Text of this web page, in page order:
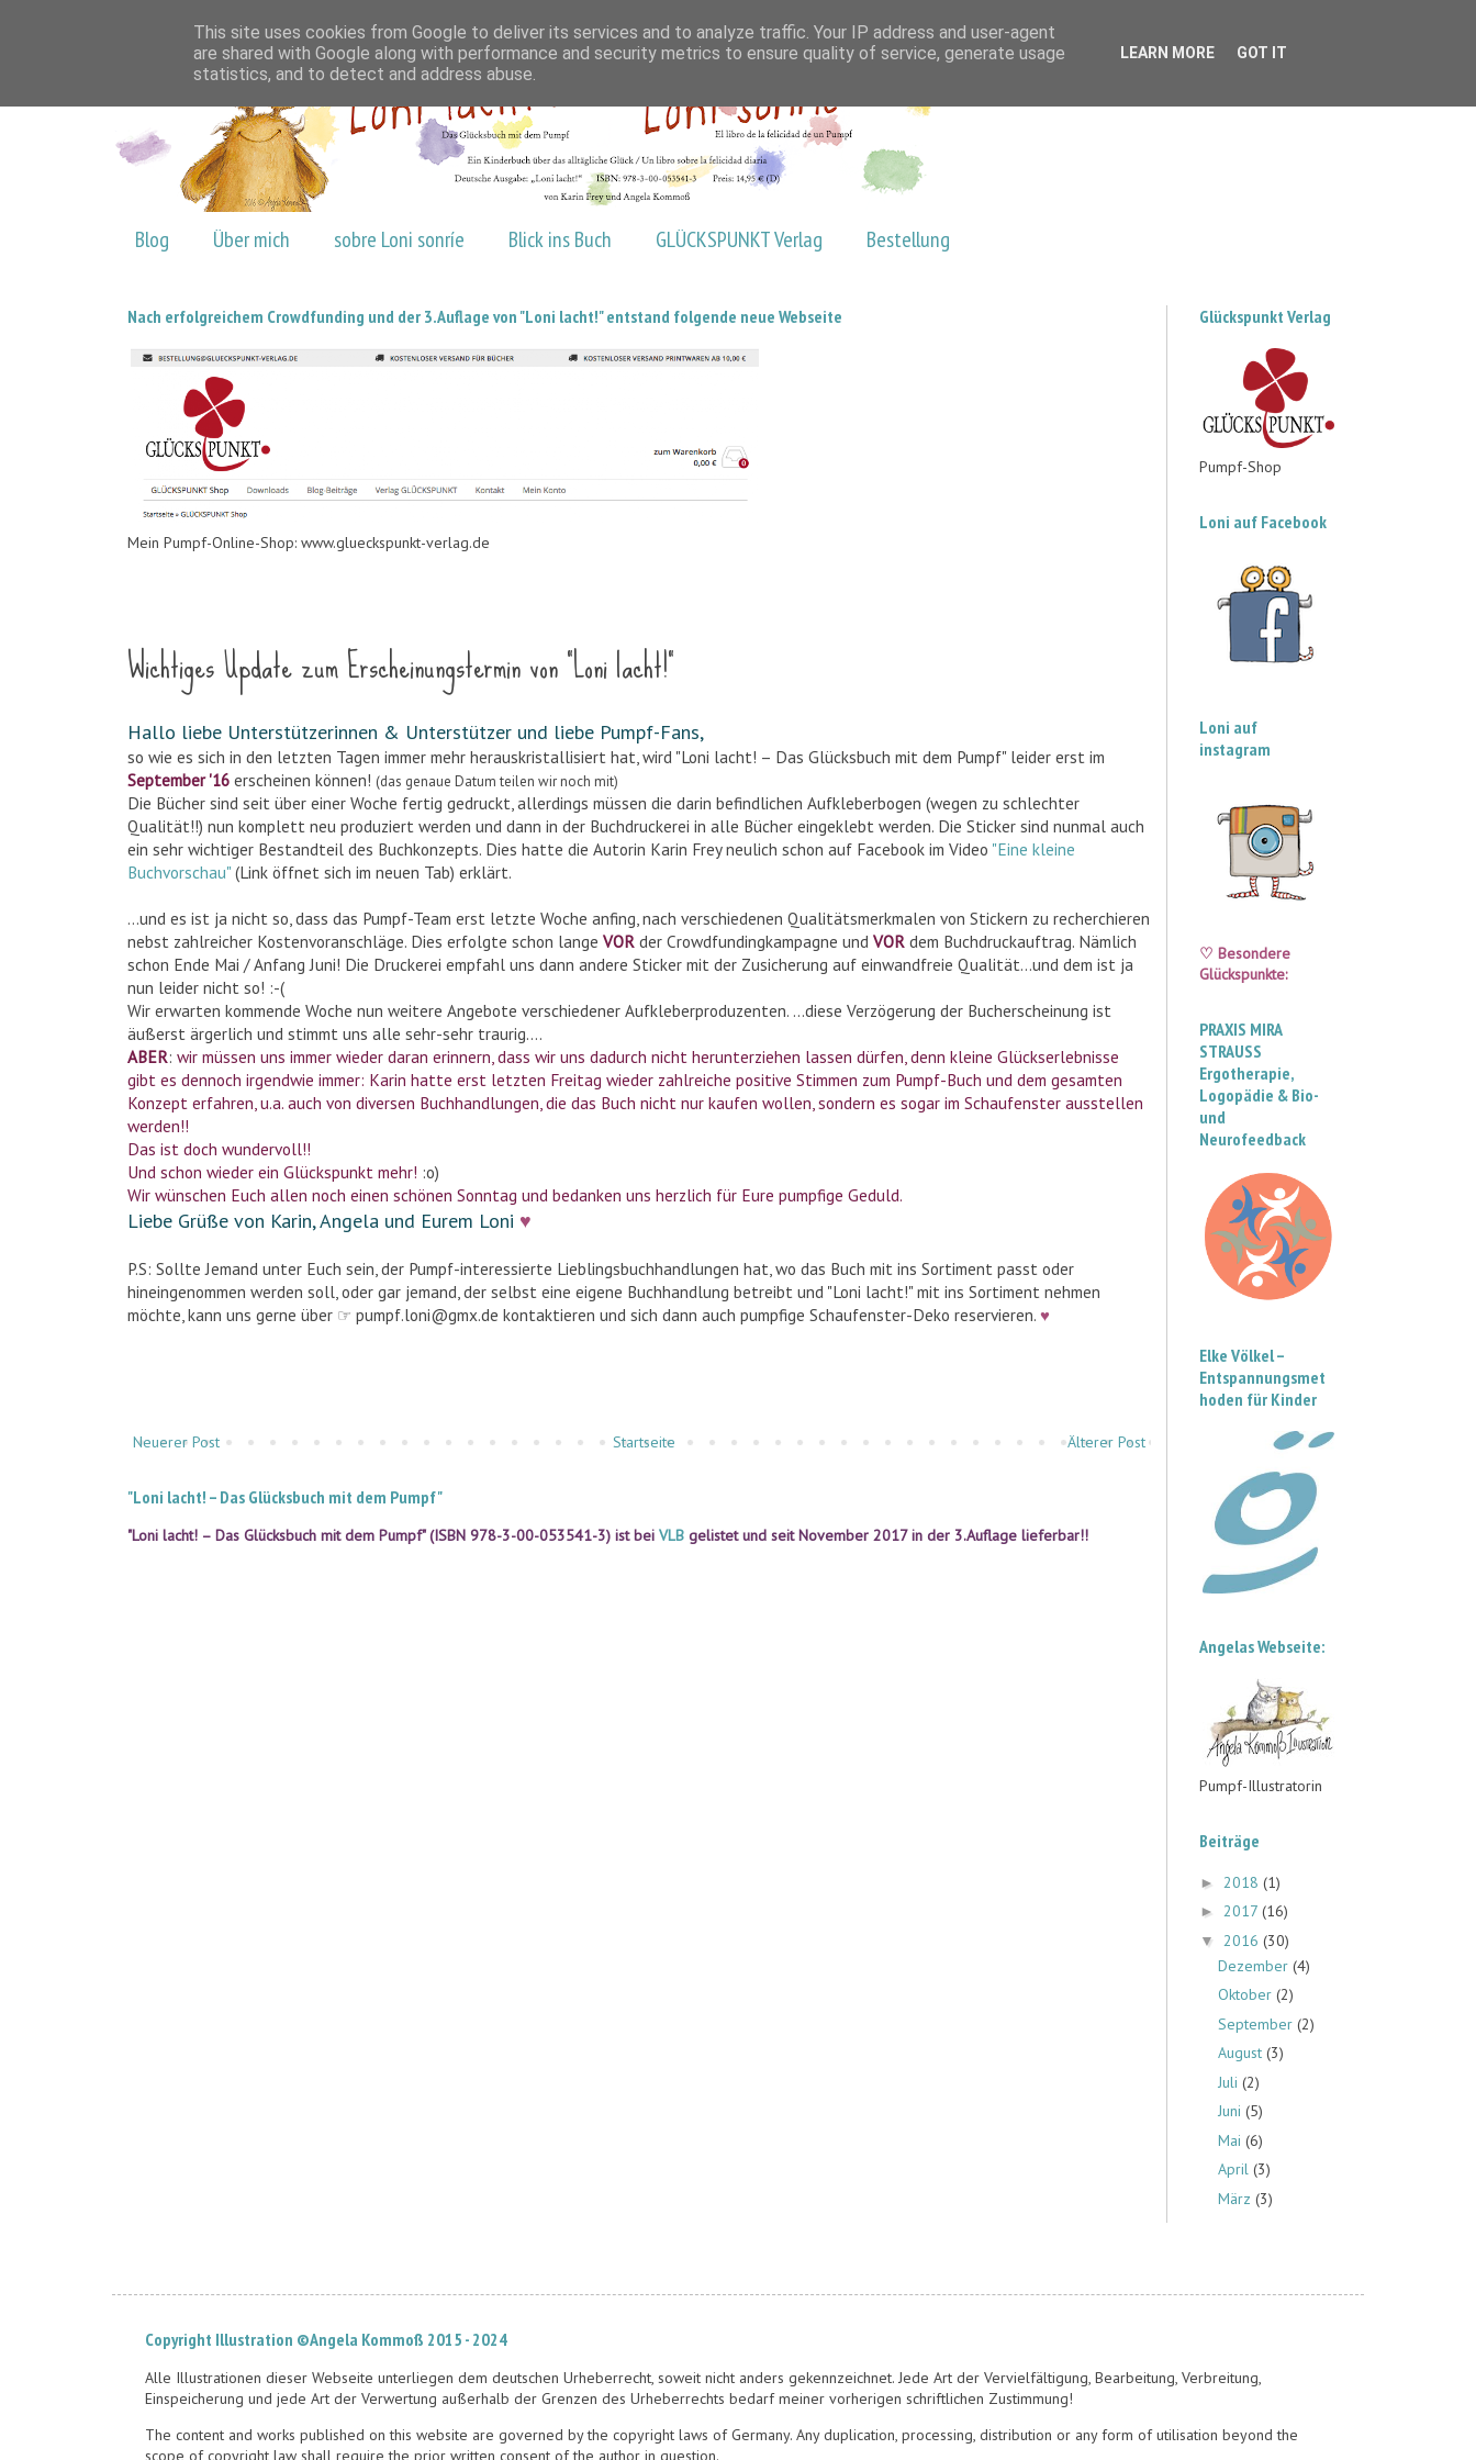
Blog Über mich sobre Loni sonríe Blick ins Buch GLÜCKSPUNKT Verlag Bestellung
Nach erfolgreichem Crowdfunding und der 3.Auflage von "Loni lacht!" entstand folgende neue Webseite
Mein Pumpf-Online-Shop: www.glueckspunkt-verlag.de
Wichtiges Update zum Erscheinungstermin von "Loni lacht!"
Hallo liebe Unterstützerinnen & Unterstützer und liebe Pumpf-Fans,
so wie es sich in den letzten Tagen immer mehr herauskristallisiert hat, wird "Loni lacht! – Das Glücksbuch mit dem Pumpf" leider erst im
September '16 erscheinen können! (das genaue Datum teilen wir noch mit)
Die Bücher sind seit über einer Woche fertig gedruckt, allerdings müssen die darin befindlichen Aufkleberbogen (wegen zu schlechter
Qualität!!) nun komplett neu produziert werden und dann in der Buchdruckerei in alle Bücher eingeklebt werden. Die Sticker sind nunmal auch
ein sehr wichtiger Bestandteil des Buchkonzepts. Dies hatte die Autorin Karin Frey​ neulich schon auf Facebook im Video "Eine kleine
Buchvorschau" (Link öffnet sich im neuen Tab) erklärt.
...und es ist ja nicht so, dass das Pumpf-Team erst letzte Woche anfing, nach verschiedenen Qualitätsmerkmalen von Stickern zu recherchieren
nebst zahlreicher Kostenvoranschläge. Dies erfolgte schon lange VOR der Crowdfundingkampagne und VOR dem Buchdruckauftrag. Nämlich
schon Ende Mai / Anfang Juni! Die Druckerei empfahl uns dann andere Sticker mit der Zusicherung auf einwandfreie Qualität...und dem ist ja
nun leider nicht so! :-(
Wir erwarten kommende Woche nun weitere Angebote verschiedener Aufkleberproduzenten. ...diese Verzögerung der Bucherscheinung ist
äußerst ärgerlich und stimmt uns alle sehr-sehr traurig....
ABER: wir müssen uns immer wieder daran erinnern, dass wir uns dadurch nicht herunterziehen lassen dürfen, denn kleine Glückserlebnisse
gibt es dennoch irgendwie immer: Karin hatte erst letzten Freitag wieder zahlreiche positive Stimmen zum Pumpf-Buch und dem gesamten
Konzept erfahren, u.a. auch von diversen Buchhandlungen, die das Buch nicht nur kaufen wollen, sondern es sogar im Schaufenster ausstellen
werden!!
Das ist doch wundervoll!!
Und schon wieder ein Glückspunkt mehr! :o)
Wir wünschen Euch allen noch einen schönen Sonntag und bedanken uns herzlich für Eure pumpfige Geduld.
Liebe Grüße von Karin, Angela und Eurem Loni ♥
P.S: Sollte Jemand unter Euch sein, der Pumpf-interessierte Lieblingsbuchhandlungen hat, wo das Buch mit ins Sortiment passt oder
hineingenommen werden soll, oder gar jemand, der selbst eine eigene Buchhandlung betreibt und "Loni lacht!" mit ins Sortiment nehmen
möchte, kann uns gerne über ☞ pumpf.loni@gmx.de kontaktieren und sich dann auch pumpfige Schaufenster-Deko reservieren. ♥
Neuerer Post Älterer Post
Startseite
"Loni lacht! – Das Glücksbuch mit dem Pumpf"
"Loni lacht! – Das Glücksbuch mit dem Pumpf"(ISBN 978-3-00-053541-3) ist bei VLB gelistet und seit November 2017 in der 3.Auflage lieferbar!!
Glückspunkt Verlag
Pumpf-Shop
Loni auf Facebook
Loni auf
instagram
♡ Besondere
Glückspunkte:
PRAXIS MIRA
STRAUSS
Ergotherapie,
Logopädie & Bio-
und
Neurofeedback
Elke Völkel –
Entspannungsmet
hoden für Kinder
Angelas Webseite:
Pumpf-Illustratorin
Beiträge
► 2018 (1)
► 2017 (16)
▼ 2016 (30)
Dezember (4)
Oktober (2)
September (2)
August (3)
Juli (2)
Juni (5)
Mai (6)
April (3)
März (3)
Copyright Illustration ©Angela Kommoß 2015 - 2024
Alle Illustrationen dieser Webseite unterliegen dem deutschen Urheberrecht, soweit nicht anders gekennzeichnet. Jede Art der Vervielfältigung, Bearbeitung, Verbreitung,
Einspeicherung und jede Art der Verwertung außerhalb der Grenzen des Urheberrechts bedarf meiner vorherigen schriftlichen Zustimmung!
The content and works published on this website are governed by the copyright laws of Germany. Any duplication, processing, distribution or any form of utilisation beyond the
scope of copyright law shall require the prior written consent of the author in question.
This site uses cookies from Google to deliver its services and to analyze traffic. Your IP address and user-agent
are shared with Google along with performance and security metrics to ensure quality of service, generate usage
statistics, and to detect and address abuse.
LEARN MORE GOT IT